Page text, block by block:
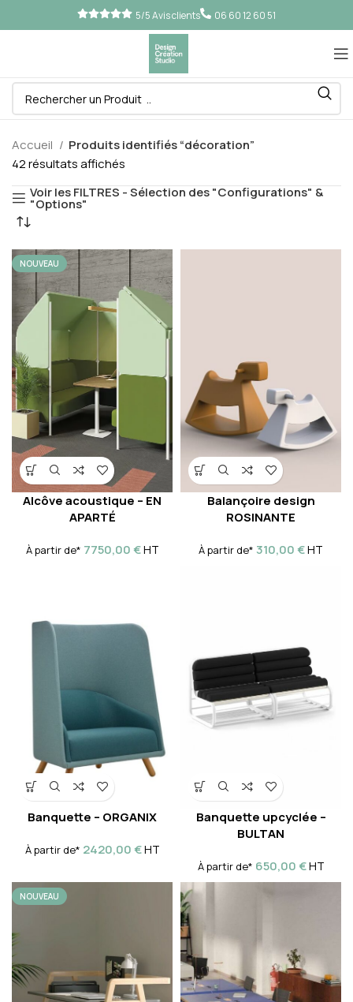
5/5 Avis clients 06 60 12 60 51
Accueil
Produits identifiés “décoration”
42 résultats affichés
Voir les FILTRES - Sélection des "Configurations" &
"Options"
NOUVEAU
Alcôve acoustique – EN
APARTÉ
À partir de* 7750,00€HT
Balançoire design
ROSINANTE
À partir de* 310,00€HT
Banquette – ORGANIX
À partir de* 2420,00€HT
Banquette upcyclée –
BULTAN
À partir de* 650,00€HT
NOUVEAU